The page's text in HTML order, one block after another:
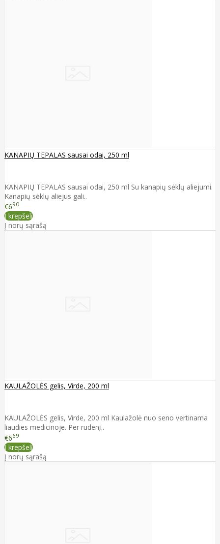
KANAPIŲ TEPALAS sausai odai, 250 ml
KANAPIŲ TEPALAS sausai odai, 250 ml Su kanapių sėklų aliejumi.
Kanapių sėklų aliejus gali..
€690
Į krepšelį
Į norų sąrašą
KAULAŽOLĖS gelis, Virde, 200 ml
KAULAŽOLĖS gelis, Virde, 200 ml Kaulažolė nuo seno vertinama
liaudies medicinoje. Per rudenį..
€669
Į krepšelį
Į norų sąrašą